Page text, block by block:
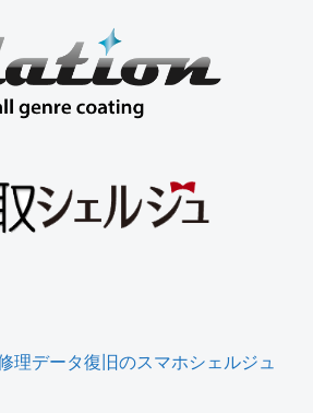
理データ復旧のスマホシェルジュ